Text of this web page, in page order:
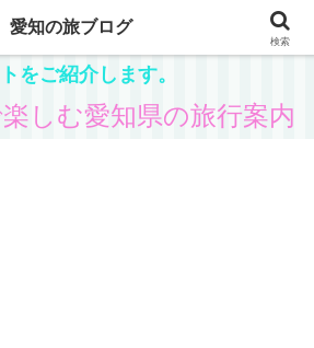
子供と一緒に楽しめる県内観光ス
をご紹介します。
しむ愛知県の旅行案内
愛知の旅ブログ
検索